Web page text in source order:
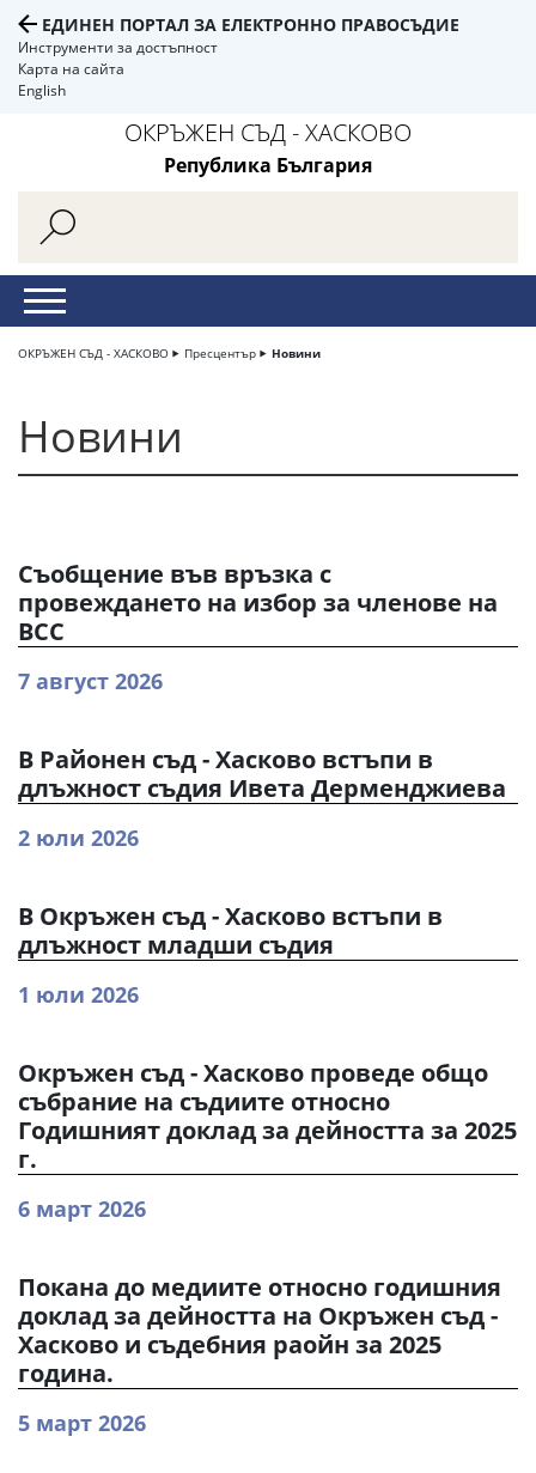
ЕДИНЕН ПОРТАЛ ЗА ЕЛЕКТРОННО ПРАВОСЪДИЕ
Инструменти за достъпност
Карта на сайта
English
ОКРЪЖЕН СЪД - ХАСКОВО
Република България
ОКРЪЖЕН СЪД - ХАСКОВО Пресцентър Новини
Новини
Съобщение във връзка с
провеждането на избор за членове на
ВСС
7 август 2026
В Районен съд - Хасково встъпи в
длъжност съдия Ивета Дерменджиева
2 юли 2026
В Окръжен съд - Хасково встъпи в
длъжност младши съдия
1 юли 2026
Окръжен съд - Хасково проведе общо
събрание на съдиите относно
Годишният доклад за дейността за 2025
г.
6 март 2026
Покана до медиите относно годишния
доклад за дейността на Окръжен съд -
Хасково и съдебния раойн за 2025
година.
5 март 2026